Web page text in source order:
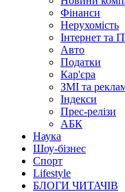
Фінанси
Нерухомість
Інтернет та
Авто
Податки
Кар'єра
ЗМІ та
Індекси
Прес-релізи
АБК
Наука
Шоу-бізнес
Спорт
Lifestyle
БЛОГИ ЧИТАЧІВ